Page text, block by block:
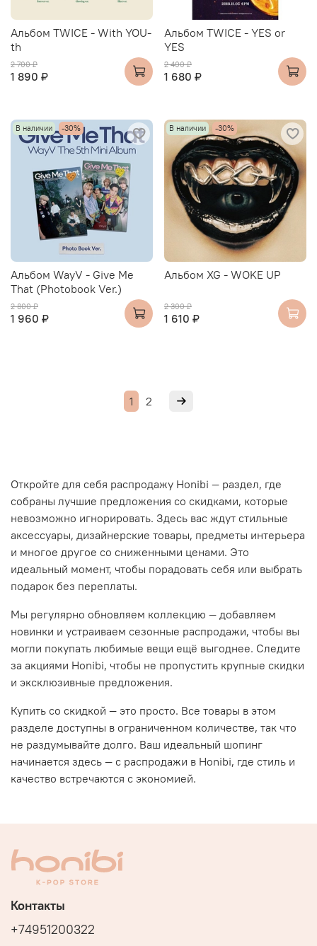
Альбом TWICE - With YOU-
th
2 700 ₽
1 890 ₽
Альбом TWICE - YES or
YES
2 400 ₽
1 680 ₽
В наличии -30%
Альбом WayV - Give Me
That (Photobook Ver.)
2 800 ₽
1 960 ₽
В наличии -30%
Альбом XG - WOKE UP
2 300 ₽
1 610 ₽
1 2
Откройте для себя распродажу Honibi — раздел, где
собраны лучшие предложения со скидками, которые
невозможно игнорировать. Здесь вас ждут стильные
аксессуары, дизайнерские товары, предметы интерьера
и многое другое со сниженными ценами. Это
идеальный момент, чтобы порадовать себя или выбрать
подарок без переплаты.
Мы регулярно обновляем коллекцию — добавляем
новинки и устраиваем сезонные распродажи, чтобы вы
могли покупать любимые вещи ещё выгоднее. Следите
за акциями Honibi, чтобы не пропустить крупные скидки
и эксклюзивные предложения.
Купить со скидкой — это просто. Все товары в этом
разделе доступны в ограниченном количестве, так что
не раздумывайте долго. Ваш идеальный шопинг
начинается здесь — с распродажи в Honibi, где стиль и
качество встречаются с экономией.
Контакты
+74951200322